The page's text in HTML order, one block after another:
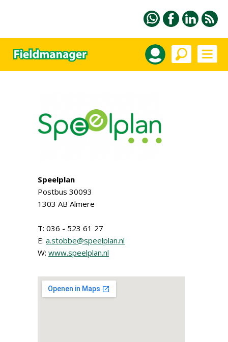
Speelplan
Postbus 30093
1303 AB Almere
T: 036 - 523 61 27
E: a.stobbe@speelplan.nl
W: www.speelplan.nl